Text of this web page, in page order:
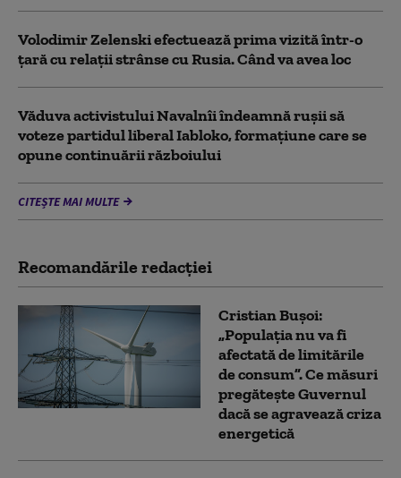
Volodimir Zelenski efectuează prima vizită într-o
țară cu relații strânse cu Rusia. Când va avea loc
Văduva activistului Navalnîi îndeamnă ruşii să
voteze partidul liberal Iabloko, formațiune care se
opune continuării războiului
CITEȘTE MAI MULTE
Recomandările redacţiei
Cristian Bușoi:
„Populația nu va fi
afectată de limitările
de consum”. Ce măsuri
pregătește Guvernul
dacă se agravează criza
energetică